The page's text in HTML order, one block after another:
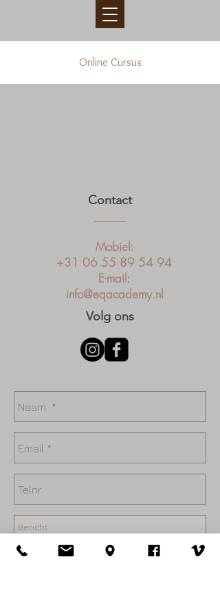
Online Cursus
Contact
Mobiel:
+31 06 55 89 54 94
E-mail:
info@eqacademy.nl
Volg ons